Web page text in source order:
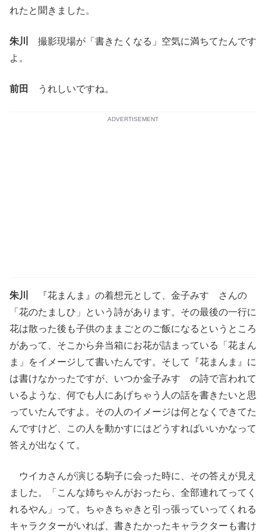
れたと聞きました。
朱川
撮影現場が「書きたくなる」空気に満ちてたんです
よ。
前田 うれしいですね。
ADVERTISEMENT
朱川
『花まんま』の着想元として、金子みすゞさんの
「花のたましひ」という詩があります。その最後の一行に
花は散った後も子供のままごとのご飯になるというところ
があって、そこから弁当箱にお花が詰まっている「花まん
ま」をイメージして書いたんです。そして『花まんま』に
は書けなかったですが、いつか金子みすゞの詩で言われて
いるような、何でも人にあげちゃう人の話を書きたいと思
っていたんですよ。その人のイメージは何となくできてた
んですけど、この人を動かすにはどうすればいいかなって
答えが出なくて。
ウイカさんが演じる駒子に会った時に、その答えが見え
ました。「こんな姉ちゃんがおったら、全部連れてってく
れるやん」って。ちゃきちゃきと引っ張っていってくれる
キャラクターがいれば、書きたかったキャラクターも書け